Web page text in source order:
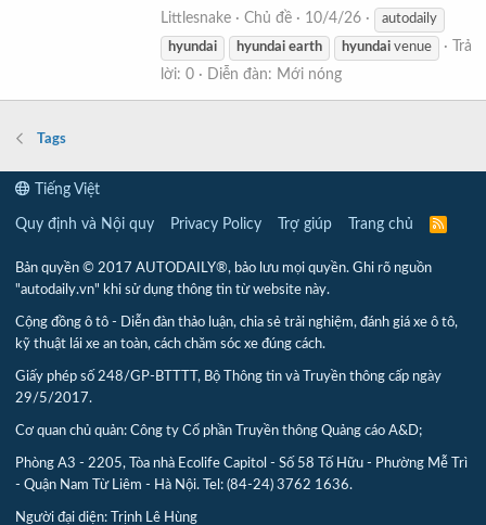
Littlesnake
Chủ đề 10/4/26
autodaily
hyundai
hyundai earth hyundai venue
Trả
lời: 0
Diễn đàn: Mới nóng
Tags
Tiếng Việt
Quy định và Nội quy Privacy Policy Trợ giúp Trang chủ
R
Bản quyền © 2017 AUTODAILY®, bảo lưu mọi quyền. Ghi rõ nguồn
"autodaily.vn" khi sử dụng thông tin từ website này.
Cộng đồng ô tô - Diễn đàn thảo luận, chia sẻ trải nghiệm, đánh giá xe ô tô,
kỹ thuật lái xe an toàn, cách chăm sóc xe đúng cách.
Giấy phép số 248/GP-BTTTT, Bộ Thông tin và Truyền thông cấp ngày
29/5/2017.
Cơ quan chủ quản: Công ty Cổ phần Truyền thông Quảng cáo A&D;
Phòng A3 - 2205, Tòa nhà Ecolife Capitol - Số 58 Tố Hữu - Phường Mễ Trì
- Quận Nam Từ Liêm - Hà Nội. Tel: (84-24) 3762 1636.
Người đại diện: Trịnh Lê Hùng